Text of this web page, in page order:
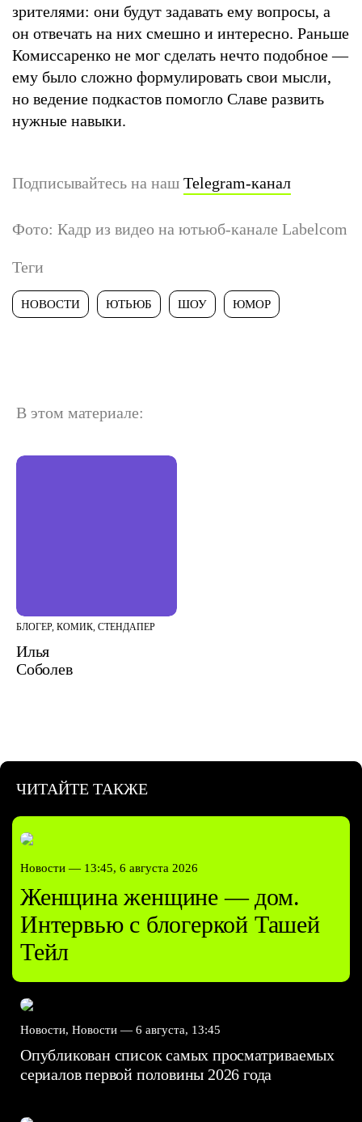
зрителями: они будут задавать ему вопросы, а
он отвечать на них смешно и интересно. Раньше
Комиссаренко не мог сделать нечто подобное —
ему было сложно формулировать свои мысли,
но ведение подкастов помогло Славе развить
нужные навыки.
Подписывайтесь на наш Telegram-канал
Фото: Кадр из видео на ютьюб-канале Labelcom
Теги
НОВОСТИ ЮТЬЮБ ШОУ ЮМОР
В этом материале:
БЛОГЕР, КОМИК, СТЕНДАПЕР
Илья
Соболев
ЧИТАЙТЕ ТАКЖЕ
Новости — 13:45, 6 августа 2026
Женщина женщине — дом.
Интервью с блогеркой Ташей
Тейл
Новости, Новости — 6 августа, 13:45
Опубликован список самых просматриваемых
сериалов первой половины 2026 года